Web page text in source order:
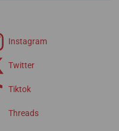
Instagram
Twitter
Tiktok
Threads